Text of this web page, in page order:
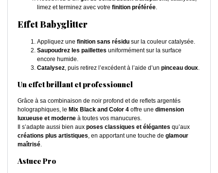
limez et terminez avec votre finition préférée.
Effet Babyglitter
Appliquez une finition sans résidu sur la couleur catalysée.
Saupoudrez les paillettes uniformément sur la surface
encore humide.
Catalysez, puis retirez l’excédent à l’aide d’un pinceau doux.
Un effet brillant et professionnel
Grâce à sa combinaison de noir profond et de reflets argentés
holographiques, le Mix Black and Color 4 offre une dimension
luxueuse et moderne à toutes vos manucures.
Il s’adapte aussi bien aux poses classiques et élégantes qu’aux
créations plus artistiques, en apportant une touche de glamour
maîtrisé.
Astuce Pro